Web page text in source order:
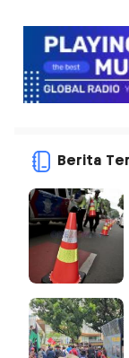
Berita